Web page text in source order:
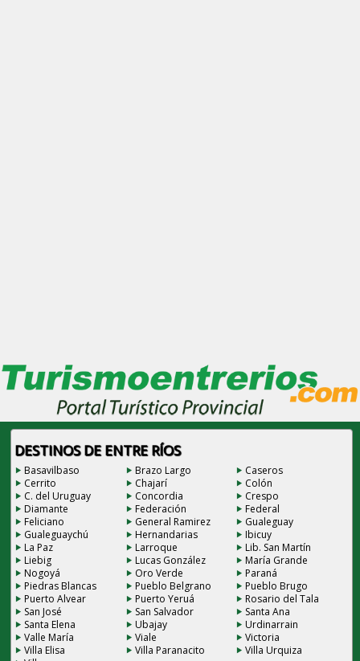
DESTINOS DE ENTRE RÍOS
Basavilbaso Brazo Largo
Caseros
Cerrito
Chajarí
Colón
C. del Uruguay
Concordia
Crespo
Diamante
Federación
Federal
Feliciano
General Ramirez
Gualeguay
Gualeguaychú
Hernandarias
Ibicuy
La Paz
Larroque
Lib. San Martín
Liebig
Lucas González
María Grande
Nogoyá
Oro Verde
Paraná
Piedras Blancas
Pueblo Belgrano
Pueblo Brugo
Puerto Alvear
Puerto Yeruá
Rosario del Tala
San José
San Salvador
Santa Ana
Santa Elena
Ubajay
Urdinarrain
Valle María
Viale
Victoria
Villa Elisa
Villa Paranacito
Villa Urquiza